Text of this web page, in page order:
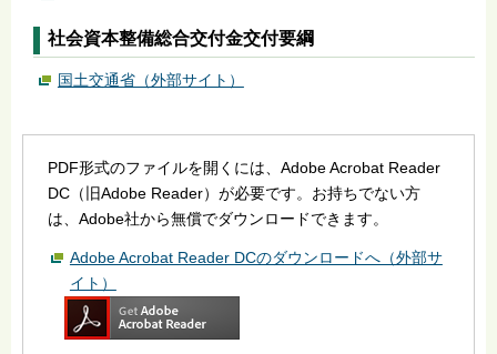
社会資本整備総合交付金交付要綱
国土交通省（外部サイト）
PDF形式のファイルを開くには、Adobe Acrobat Reader
DC（旧Adobe Reader）が必要です。お持ちでない方
は、Adobe社から無償でダウンロードできます。
Adobe Acrobat Reader DCのダウンロードへ（外部サ
イト）